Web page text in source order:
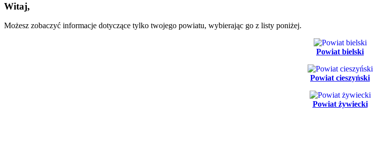
Witaj,
Możesz zobaczyć informacje dotyczące tylko twojego powiatu, wybierając go z listy poniżej.
Powiat bielski
Powiat cieszyński
Powiat żywiecki